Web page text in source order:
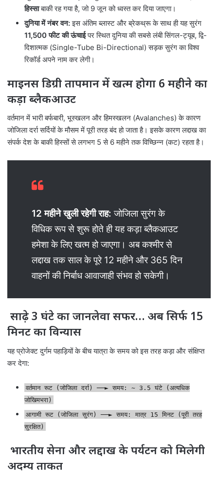
हिस्साबाकी रह गया है, जो 9 जून को ध्वस्त कर दिया जाएगा।
दुनिया में नंबर वन:इस अंतिम ब्लास्ट और ब्रेकथ्रू के साथ ही यह सुरंग
11,500 फीट की ऊंचाईपर स्थित दुनिया की सबसे लंबी सिंगल-ट्यूब, द्वि-
दिशात्मक (Single-Tube Bi-Directional) सड़क सुरंग का विश्व
रिकॉर्ड अपने नाम कर लेगी।
माइनस डिग्री तापमान में खत्म होगा 6 महीने का
कड़ा ब्लैकआउट
वर्तमान में भारी बर्फबारी, भूस्खलन और हिमस्खलन (Avalanches) के कारण
जोजिला दर्रा सर्दियों के मौसम में पूरी तरह बंद हो जाता है। इसके कारण लद्दाख का
संपर्क देश के बाकी हिस्सों से लगभग 5 से 6 महीने तक विच्छिन्न (कट) रहता है।
12 महीने खुली रहेगी राह: जोजिला सुरंग के
विधिक रूप से शुरू होते ही यह कड़ा ब्लैकआउट
हमेशा के लिए खत्म हो जाएगा। अब कश्मीर से
लद्दाख तक साल के पूरे 12 महीने और 365 दिन
वाहनों की निर्बाध आवाजाही संभव हो सकेगी।
साढ़े 3 घंटे का जानलेवा सफर… अब सिर्फ 15
मिनट का विन्यास
यह प्रोजेक्ट दुर्गम पहाड़ियों के बीच यात्रा के समय को इस तरह कड़ा और संक्षिप्त
कर देगा:
वर्तमान रूट (जोजिला दर्रा) ──► समय: ~ 3.5 घंटे (अत्यधिक
जोखिमभरा)
आगामी रूट (जोजिला सुरंग) ──► समय: मात्र 15 मिनट (पूरी तरह
सुरक्षित)
भारतीय सेना और लद्दाख के पर्यटन को मिलेगी
अदम्य ताकत